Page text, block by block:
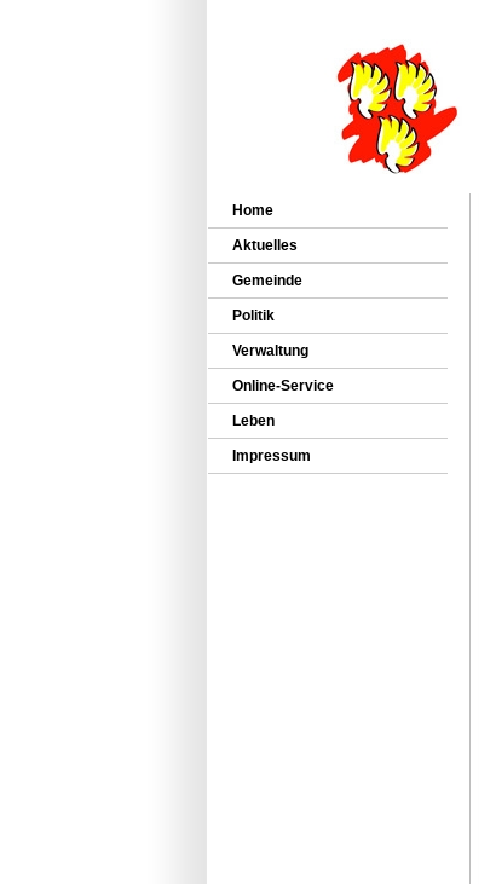
Home
Aktuelles
Gemeinde
Politik
Verwaltung
Online-Service
Leben
Impressum